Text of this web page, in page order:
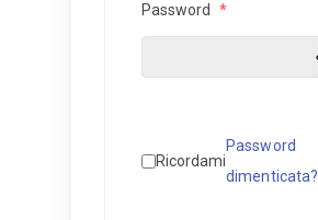
Password *
Ricordami
Password
dimenticata?